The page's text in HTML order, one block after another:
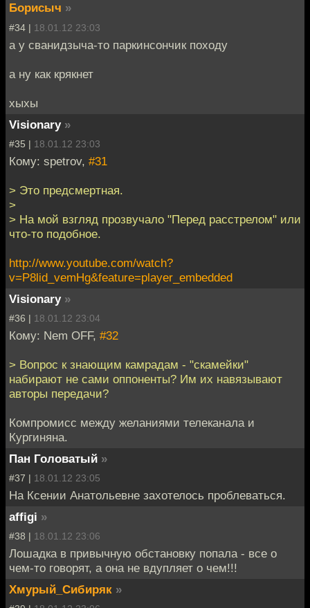
Борисыч »
#34 | 18.01.12 23:03
а у сванидзыча-то паркинсончик походу
а ну как крякнет
хыхы
Visionary »
#35 | 18.01.12 23:03
Кому: spetrov, #31
> Это предсмертная.
>
> На мой взгляд прозвучало "Перед расстрелом" или
что-то подобное.
http://www.youtube.com/watch?
v=P8lid_vemHg&feature=player_embedded
Visionary »
#36 | 18.01.12 23:04
Кому: Nem OFF, #32
> Вопрос к знающим камрадам - "скамейки"
набирают не сами оппоненты? Им их навязывают
авторы передачи?
Компромисс между желаниями телеканала и
Кургиняна.
Пан Головатый »
#37 | 18.01.12 23:05
На Ксении Анатольевне захотелось проблеваться.
affigi »
#38 | 18.01.12 23:06
Лошадка в привычную обстановку попала - все о
чем-то говорят, а она не вдупляет о чем!!!
Хмурый_Сибиряк »